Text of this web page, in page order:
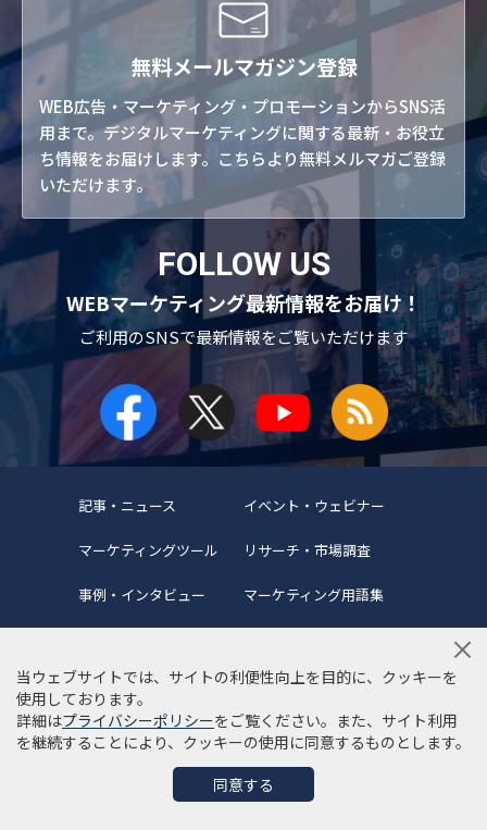
無料メールマガジン登録
WEB広告・マーケティング・プロモーションからSNS活
用まで。デジタルマーケティングに関する最新・お役立
ち情報をお届けします。こちらより無料メルマガご登録
いただけます。
FOLLOW US
WEBマーケティング最新情報をお届け！
ご利用のSNSで最新情報をご覧いただけます
記事・ニュース イベント・ウェビナー
マーケティングツール リサーチ・市場調査
事例・インタビュー マーケティング用語集
当サイトについて 編集ポリシー
サイトマップ
利用規約
個人情報保護方針
©Copyright 2022 SYNCAD .All Rights Reserved.
当ウェブサイトでは、サイトの利便性向上を目的に、クッキーを
使用しております。
詳細はプライバシーポリシーをご覧ください。また、サイト利用
を継続することにより、クッキーの使用に同意するものとします。
同意する